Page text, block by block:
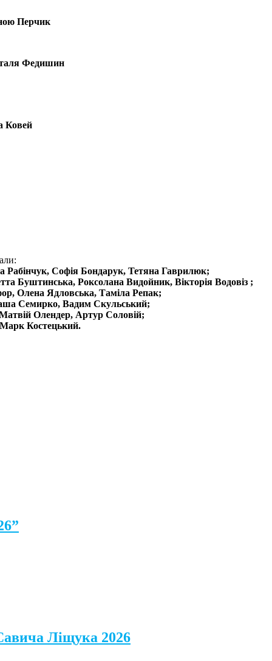
Перчик
Федишин
Ковей
Рабінчук, Софія Бондарук, Тетяна Гаврилюк;
Буштинська, Роксолана Видойник, Вікторія Водовіз ;
Олена Ядловська, Таміла Репак;
Семирко, Вадим Скульський;
Олендер, Артур Соловій;
Костецький.
Ліщука 2026